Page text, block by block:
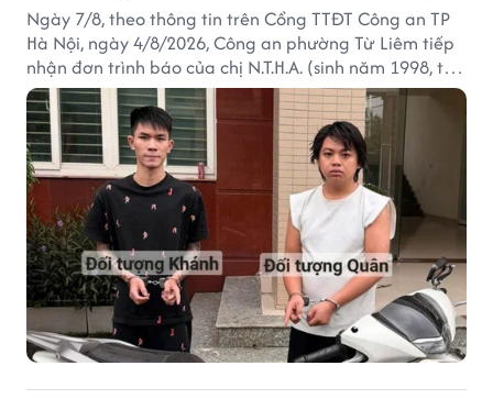
Ngày 7/8, theo thông tin trên Cổng TTĐT Công an TP
Hà Nội, ngày 4/8/2026, Công an phường Từ Liêm tiếp
nhận đơn trình báo của chị N.T.H.A. (sinh năm 1998, trú
tại phường Từ Liêm) về việc bị kẻ gian lấy trộm chiếc
xe mô tô Honda SH 125i, tại khu nhà trọ nơi đang sinh
sống.